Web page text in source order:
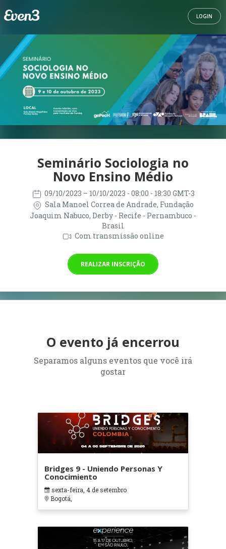
LOGIN
Seminário Sociologia no
Novo Ensino Médio
09/10/2023 – 10/10/2023 - 08:00 - 18:30 GMT-3
Sala Manoel Correa de Andrade, Fundação
Joaquim Nabuco, Derby - Recife - Pernambuco -
Brasil
Com transmissão online
REALIZAR INSCRIÇÃO
O evento já encerrou
Separamos alguns eventos que você irá
gostar
Bridges 9 - Uniendo Personas Y
Conocimiento
sexta-feira, 4 de setembro
Bogotá,